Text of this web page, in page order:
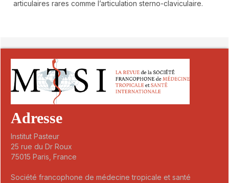
articulaires rares comme l’articulation sterno-claviculaire.
Adresse
Institut Pasteur
25 rue du Dr Roux
75015 Paris, France
Société francophone de médecine tropicale et santé